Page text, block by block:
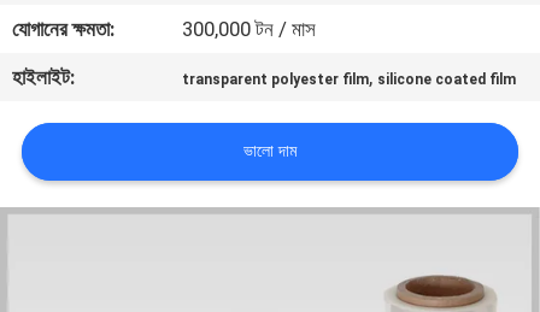
যোগাযোগ
করুন
খবর
যোগানের ক্ষমতা:
300,000 টন / মাস
হাইলাইট:
transparent polyester film, silicone coated film
ভালো দাম